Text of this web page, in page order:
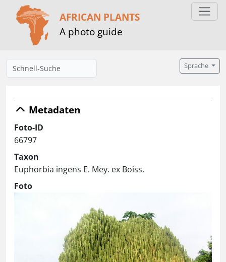
AFRICAN PLANTS
A photo guide
Sprache
Metadaten
Foto-ID
66797
Taxon
Euphorbia ingens E. Mey. ex Boiss.
Foto